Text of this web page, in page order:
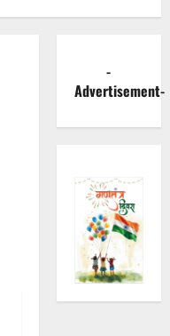
-
Advertisement-